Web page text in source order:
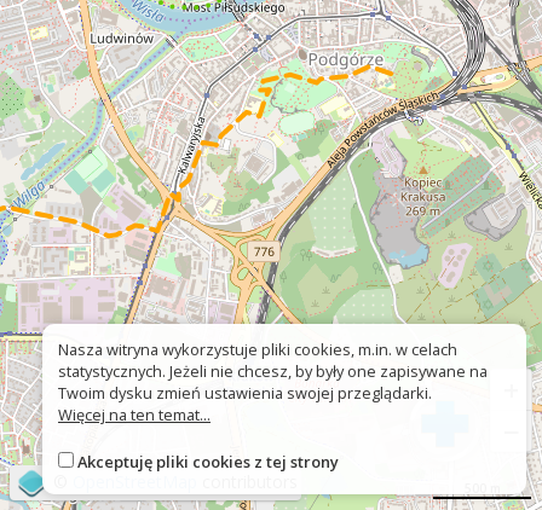
Nasza witryna wykorzystuje pliki cookies, m.in. w celach
statystycznych. Jeżeli nie chcesz, by były one zapisywane na
Twoim dysku zmień ustawienia swojej przeglądarki.
Więcej na ten temat...
Akceptuję pliki cookies z tej strony